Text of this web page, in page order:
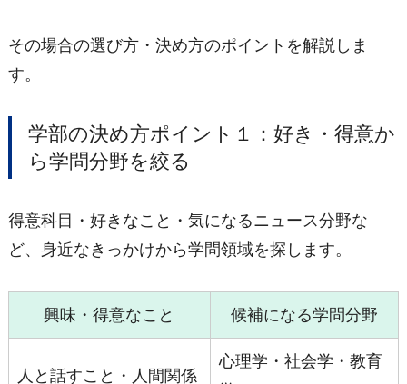
その場合の選び方・決め方のポイントを解説しま
す。
学部の決め方ポイント１：好き・得意か
ら学問分野を絞る
得意科目・好きなこと・気になるニュース分野な
ど、身近なきっかけから学問領域を探します。
興味・得意なこと 候補になる学問分野
人と話すこと・人間関係
心理学・社会学・教育